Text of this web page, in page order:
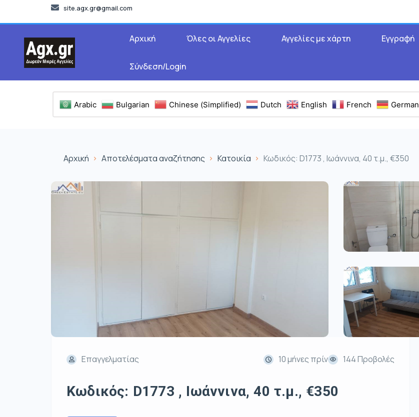
site.agx.gr@gmail.com
Αρχική Όλες οι Αγγελίες Αγγελίες με χάρτη Εγγραφή
Σύνδεση/Login
Arabic Bulgarian Chinese (Simplified) Dutch English French German
Αρχική Αποτελέσματα αναζήτησης Κατοικία Κωδικός: D1773 , Ιωάννινα, 40 τ.μ., €350
Επαγγελματίας 10 μήνες πρίν 144 Προβολές
Κωδικός: D1773 , Ιωάννινα, 40 τ.μ., €350